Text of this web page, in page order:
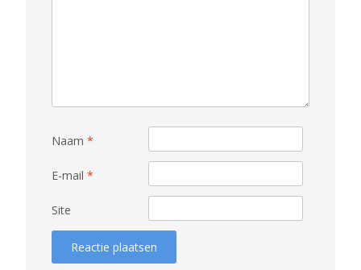
Naam *
E-mail *
Site